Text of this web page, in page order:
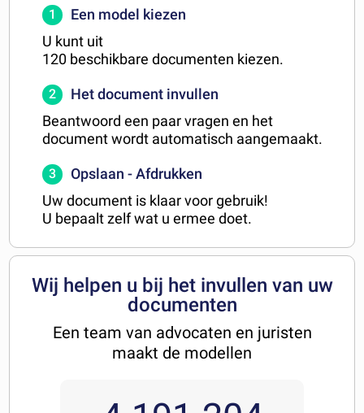
1
Een model kiezen
U kunt uit
120 beschikbare documenten kiezen.
2
Het document invullen
Beantwoord een paar vragen en het
document wordt automatisch aangemaakt.
3
Opslaan - Afdrukken
Uw document is klaar voor gebruik!
U bepaalt zelf wat u ermee doet.
Wij helpen u bij het invullen van uw
documenten
Een team van advocaten en juristen
maakt de modellen